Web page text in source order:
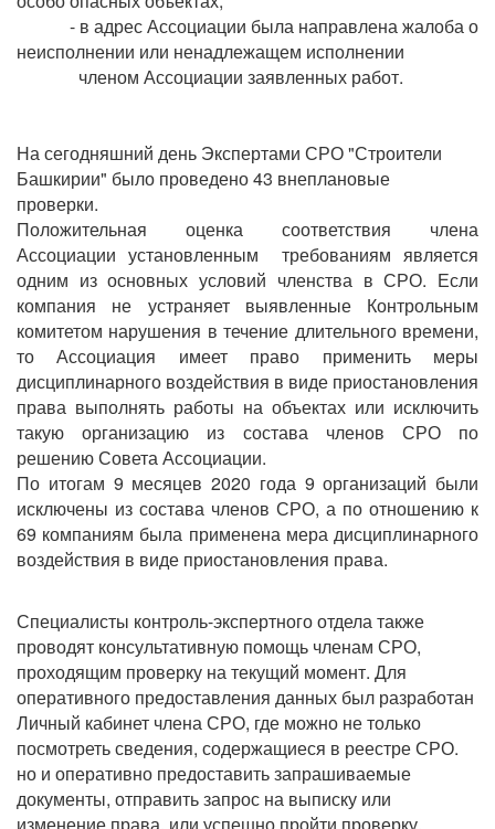
- в адрес Ассоциации была направлена жалоба о
неисполнении или ненадлежащем исполнении
членом Ассоциации заявленных работ.
На сегодняшний день Экспертами СРО "Строители
Башкирии" было проведено 43 внеплановые
проверки.
Положительная оценка соответствия члена
Ассоциации установленным требованиям является
одним из основных условий членства в СРО. Если
компания не устраняет выявленные Контрольным
комитетом нарушения в течение длительного времени,
то Ассоциация имеет право применить меры
дисциплинарного воздействия в виде приостановления
права выполнять работы на объектах или исключить
такую организацию из состава членов СРО по
решению Совета Ассоциации.
По итогам 9 месяцев 2020 года 9 организаций были
исключены из состава членов СРО, а по отношению к
69 компаниям была применена мера дисциплинарного
воздействия в виде приостановления права.
Специалисты контроль-экспертного отдела также
проводят консультативную помощь членам СРО,
проходящим проверку на текущий момент. Для
оперативного предоставления данных был разработан
Личный кабинет члена СРО, где можно не только
посмотреть сведения, содержащиеся в реестре СРО.
но и оперативно предоставить запрашиваемые
документы, отправить запрос на выписку или